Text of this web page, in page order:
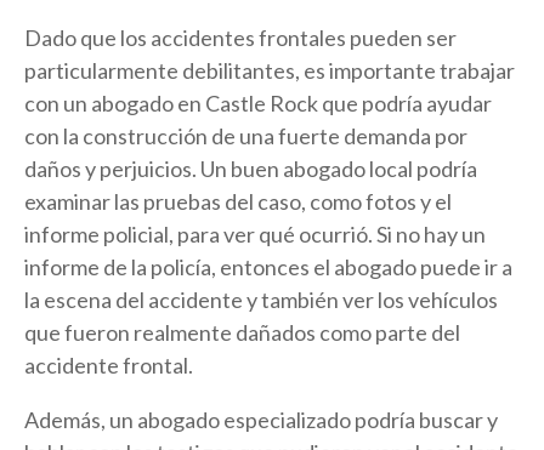
Dado que los accidentes frontales pueden ser
particularmente debilitantes, es importante trabajar
con un abogado en Castle Rock que podría ayudar
con la construcción de una fuerte demanda por
daños y perjuicios. Un buen abogado local podría
examinar las pruebas del caso, como fotos y el
informe policial, para ver qué ocurrió. Si no hay un
informe de la policía, entonces el abogado puede ir a
la escena del accidente y también ver los vehículos
que fueron realmente dañados como parte del
accidente frontal.
Además, un abogado especializado podría buscar y